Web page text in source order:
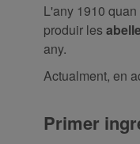
L'any 1910
produir les
any.
Actualment, en
Primer